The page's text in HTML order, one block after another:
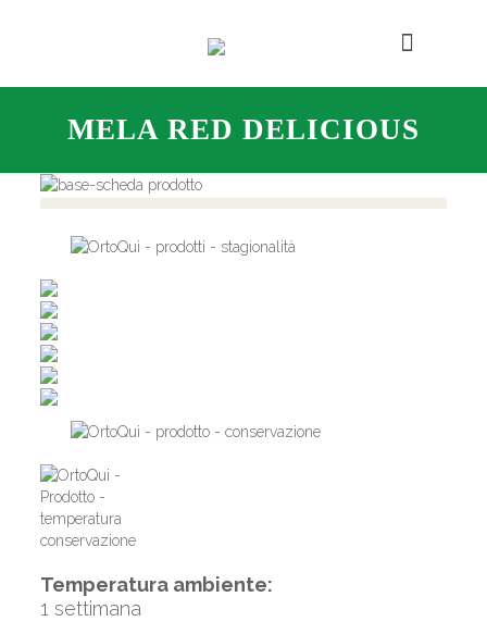
MELA RED DELICIOUS
Temperatura ambiente:
1 settimana